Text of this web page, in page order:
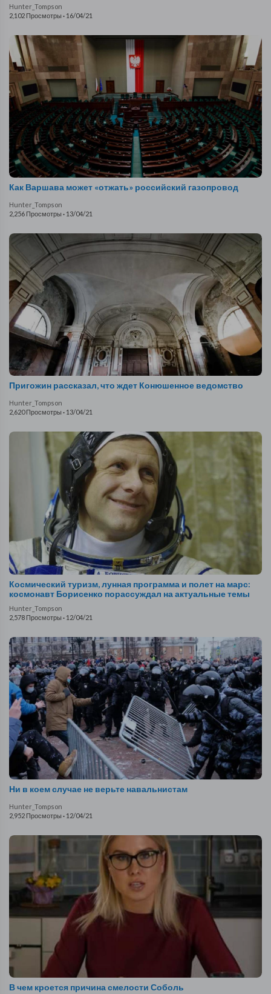
Hunter_Tompson
2,102 Просмотры · 16/04/21
Как Варшава может «отжать» российский газопровод
Hunter_Tompson
2,256 Просмотры · 13/04/21
Пригожин рассказал, что ждет Конюшенное ведомство
Hunter_Tompson
2,620 Просмотры · 13/04/21
Космический туризм, лунная программа и полет на марс:
космонавт Борисенко порассуждал на актуальные темы
Hunter_Tompson
2,578 Просмотры · 12/04/21
Ни в коем случае не верьте навальнистам
Hunter_Tompson
2,952 Просмотры · 12/04/21
В чем кроется причина смелости Соболь